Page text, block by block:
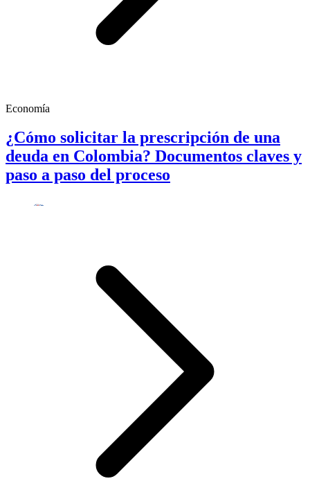
Economía
¿Cómo solicitar la prescripción de una
deuda en Colombia? Documentos claves y
paso a paso del proceso